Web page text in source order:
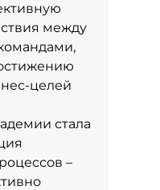
между
целей
стала
–